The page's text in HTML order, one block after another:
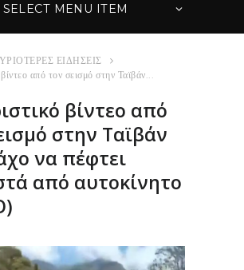
SELECT MENU ITEM
ΕΙΔΗΣΕΙΣ
από τον σεισμό στην Ταϊβάν...
βίντεο από
στην Ταϊβάν
να πέφτει
από αυτοκίνητο